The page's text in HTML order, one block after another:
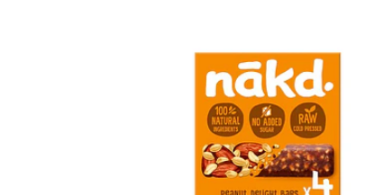
Barritas
Nakd p...
$5.490